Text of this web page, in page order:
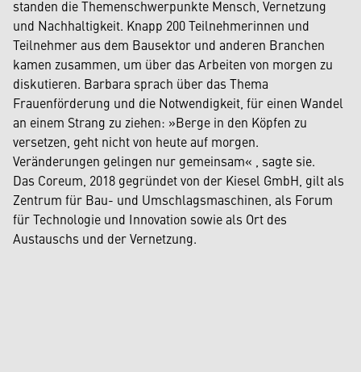
standen die Themenschwerpunkte Mensch, Vernetzung
und Nachhaltigkeit. Knapp 200 Teilnehmerinnen und
Teilnehmer aus dem Bausektor und anderen Branchen
kamen zusammen, um über das Arbeiten von morgen zu
diskutieren. Barbara sprach über das Thema
Frauenförderung und die Notwendigkeit, für einen Wandel
an einem Strang zu ziehen: »Berge in den Köpfen zu
versetzen, geht nicht von heute auf morgen.
Veränderungen gelingen nur gemeinsam« , sagte sie.
Das Coreum, 2018 gegründet von der Kiesel GmbH, gilt als
Zentrum für Bau- und Umschlagsmaschinen, als Forum
für Technologie und Innovation sowie als Ort des
Austauschs und der Vernetzung.